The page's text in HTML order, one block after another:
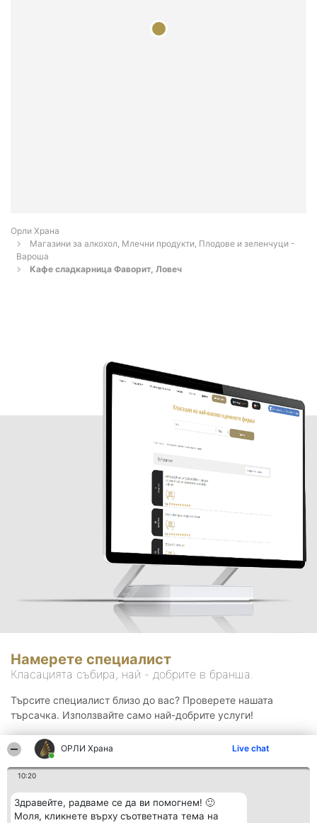
ОРЛИ Храна Live chat
10:20
Здравейте, радваме се да ви помогнем! 🙂
Моля, кликнете върху съответната тема на
Орли Храна
Магазини за алкохол, Млечни продукти, Плодове и зеленчуци -
Вароша
Кафе сладкарница Фаворит, Ловеч
Намерете специалист
Класацията събира, най - добрите в бранша.
Търсите специалист близо до вас? Проверете нашата
търсачка. Използвайте само най-добрите услуги!